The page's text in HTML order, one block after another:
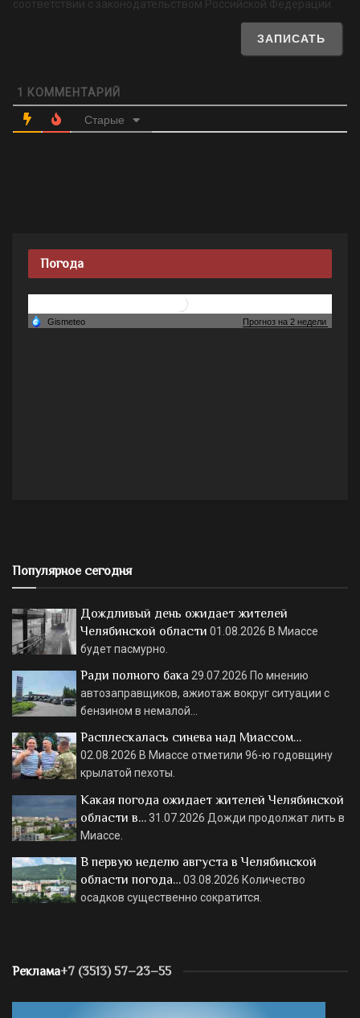
соответствии с законодательством Российской Федерации.
1 КОММЕНТАРИЙ
Старые
Погода
Популярное сегодня
Дождливый день ожидает жителей
Челябинской области 01.08.2026 В Миассе
будет пасмурно.
Ради полного бака 29.07.2026 По мнению
автозаправщиков, ажиотаж вокруг ситуации с
бензином в немалой…
Расплескалась синева над Миассом…
02.08.2026 В Миассе отметили 96-ю годовщину
крылатой пехоты.
Какая погода ожидает жителей Челябинской
области в…31.07.2026 Дожди продолжат лить в
Миассе.
В первую неделю августа в Челябинской
области погода…03.08.2026 Количество
осадков существенно сократится.
Реклама+7 (3513) 57–23–55